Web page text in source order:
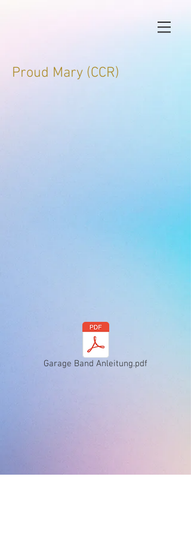
Proud Mary (CCR)
Garage Band Anleitung.pdf